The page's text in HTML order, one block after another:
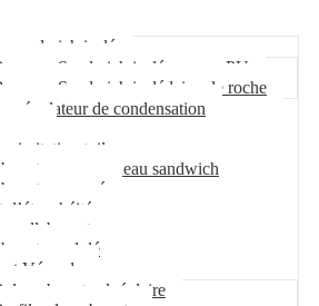
sandwich isolé
Sandwich isolé mousse PU
Sandwich isolé laine de roche
régulateur de condensation
sec
imitation tuile
pour panneau sandwich
nervuré
d’étanchéité
collaborant
ondulé
Véranda
alvéolaire